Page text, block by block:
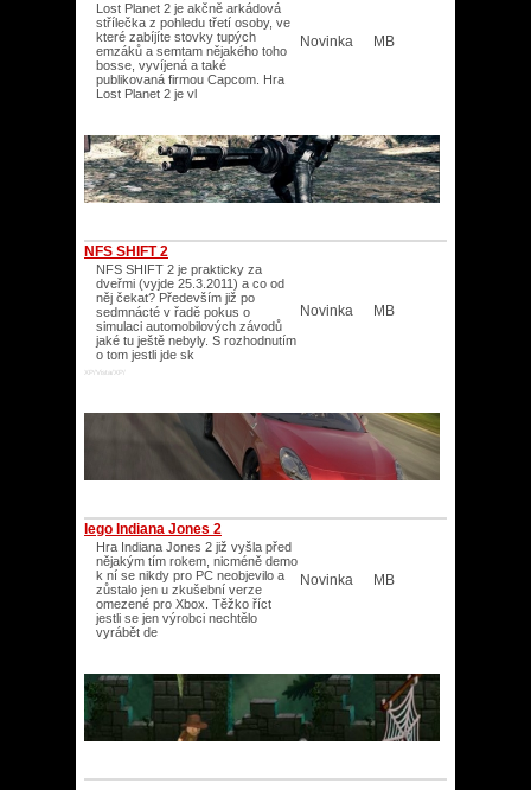
Lost Planet 2 je akčně arkádová
střílečka z pohledu třetí osoby, ve
které zabíjíte stovky tupých
emzáků a semtam nějakého toho
bosse, vyvíjená a také
publikovaná firmou Capcom. Hra
Lost Planet 2 je vl
Novinka MB
NFS SHIFT 2
NFS SHIFT 2 je prakticky za
dveřmi (vyjde 25.3.2011) a co od
něj čekat? Především již po
sedmnácté v řadě pokus o
simulaci automobilových závodů
jaké tu ještě nebyly. S rozhodnutím
o tom jestli jde sk
XP/Vista/XP/
Novinka MB
lego Indiana Jones 2
Hra Indiana Jones 2 již vyšla před
nějakým tím rokem, nicméně demo
k ní se nikdy pro PC neobjevilo a
zůstalo jen u zkušební verze
omezené pro Xbox. Těžko říct
jestli se jen výrobci nechtělo
vyrábět de
Novinka MB